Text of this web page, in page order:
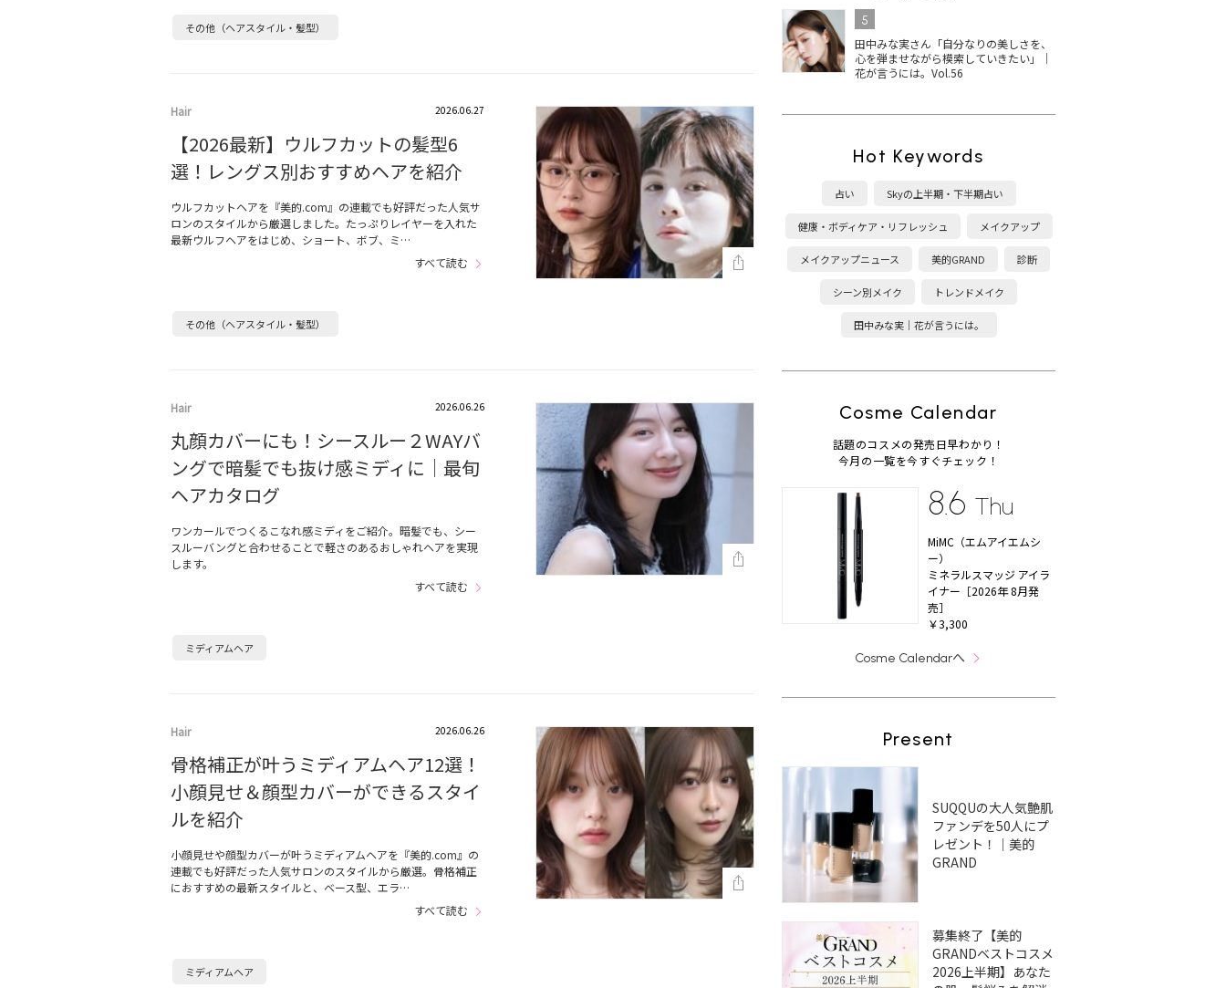
その他（ヘアスタイル・髪型）
Hair 2026.06.27
【2026最新】ウルフカットの髪型6
選！レングス別おすすめヘアを紹介
ウルフカットヘアを『美的.com』の連載でも好評だった人気サ
ロンのスタイルから厳選しました。たっぷりレイヤーを入れた
最新ウルフヘアをはじめ、ショート、ボブ、ミ…
すべて読む
その他（ヘアスタイル・髪型）
Hair 2026.06.26
丸顔カバーにも！シースルー２WAYバ
ングで暗髪でも抜け感ミディに｜最旬
ヘアカタログ
ワンカールでつくるこなれ感ミディをご紹介。暗髪でも、シー
スルーバングと合わせることで軽さのあるおしゃれヘアを実現
します。
すべて読む
ミディアムヘア
Hair 2026.06.26
骨格補正が叶うミディアムヘア12選！
小顔見せ＆顔型カバーができるスタイ
ルを紹介
小顔見せや顔型カバーが叶うミディアムヘアを『美的.com』の
連載でも好評だった人気サロンのスタイルから厳選。骨格補正
におすすめの最新スタイルと、ベース型、エラ…
すべて読む
ミディアムヘア
5
田中みな実さん「自分なりの美しさを、
心を弾ませながら模索していきたい」｜
花が言うには。Vol.56
Hot Keywords
占い Skyの上半期・下半期占い
健康・ボディケア・リフレッシュ メイクアップ
メイクアップニュース 美的GRAND 診断
シーン別メイク トレンドメイク
田中みな実｜花が言うには。
Cosme Calendar
話題のコスメの発売日早わかり！
今月の一覧を今すぐチェック！
8.6 Thu
MiMC（エムアイエムシ
ー）
ミネラルスマッジ アイラ
イナー［2026年 8月発
売］
￥3,300
Cosme Calendarへ
Present
SUQQUの大人気艶肌
ファンデを50人にプ
レゼント！｜美的
GRAND
募集終了【美的
GRANDベストコスメ
2026上半期】あなた